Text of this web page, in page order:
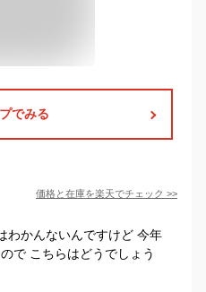
でみる
価格と在庫を楽天でチェック >>
わかんないんですけど 今年
で こちらはどうでしょう